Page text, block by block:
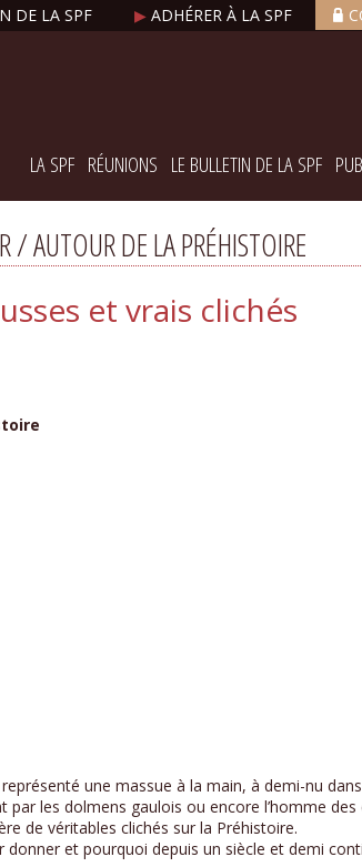
DE LA SPF ▶ ADHÉRER À LA SPF
LA SPF RÉUNIONS LE BULLETIN DE LA SPF
/ AUTOUR DE LA PRÉHISTOIRE
et vrais clichés
une massue à la main, à demi-nu
par les dolmens gaulois ou encore l’homme
de véritables clichés sur la Préhistoire.
et pourquoi depuis un siècle et demi